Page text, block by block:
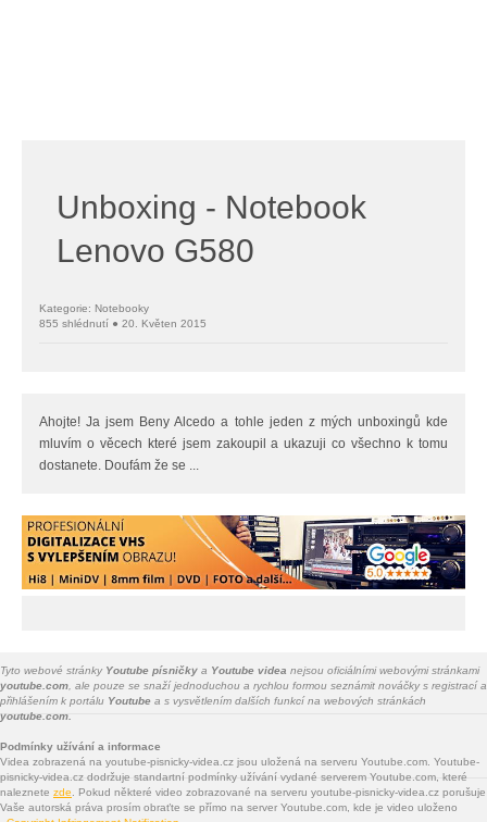
Unboxing - Notebook
Lenovo G580
Kategorie: Notebooky
855 shlédnutí ● 20. Květen 2015
Ahojte! Ja jsem Beny Alcedo a tohle jeden z mých unboxingů kde
mluvím o věcech které jsem zakoupil a ukazuji co všechno k tomu
dostanete. Doufám že se ...
Tyto webové stránky Youtube písničky a Youtube videa nejsou oficiálními webovými stránkami
youtube.com , ale pouze se snaží jednoduchou a rychlou formou seznámit nováčky s registrací a
přihlášením k portálu Youtube a s vysvětlením dalších funkcí na webových stránkách
youtube.com.
Podmínky užívání a informace
Videa zobrazená na youtube-pisnicky-videa.cz jsou uložená na serveru Youtube.com. Youtube-
pisnicky-videa.cz dodržuje standartní podmínky užívání vydané serverem Youtube.com, které
naleznete zde . Pokud některé video zobrazované na serveru youtube-pisnicky-videa.cz porušuje
Vaše autorská práva prosím obraťte se přímo na server Youtube.com, kde je video uloženo